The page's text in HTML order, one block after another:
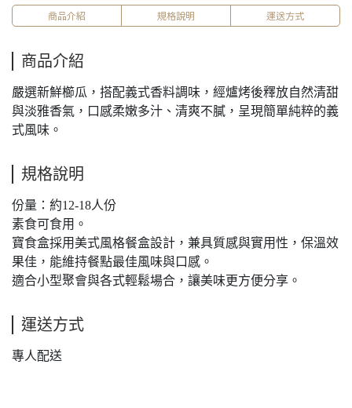
商品介紹 規格說明 運送方式
商品介紹
嚴選新鮮櫛瓜，搭配義式香料調味，經爐烤後釋放自然清甜
與淡雅香氣，口感柔嫩多汁、清爽不膩，呈現簡單純粹的義
式風味。
規格說明
份量：約12-18人份
素食可食用。
寶食盒採用美式風格餐盒設計，兼具質感與實用性，保溫效
果佳，能維持餐點最佳風味與口感。
適合小型聚會與各式輕鬆場合，讓美味更方便分享。
運送方式
專人配送